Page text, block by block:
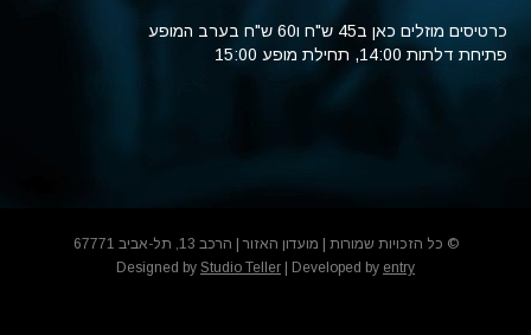
כרטיסים מוזלים כאן ב45 ש"ח ו60 ש"ח בערב המופע
פתיחת דלתות 14:00, תחילת מופע 15:00
© כל הזכויות שמורות | מועדון האזור | הרכב 13, תל-אביב 67771
Designed by Studio Teller | Developed by entry